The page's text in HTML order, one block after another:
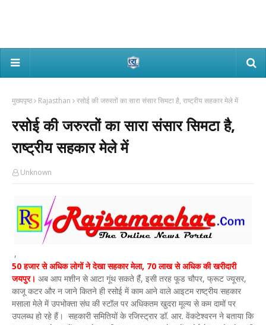
मुख्यपृष्ठ Rajasthan रसोई की जरुरतों का सारा संसार सिमटा है, राष्ट्रीय सहकार मेले में
रसोई की जरुरतों का सारा संसार सिमटा है,
राष्ट्रीय सहकार मेले में
Unknown
,
50 हजार से अधिक लोगों ने देखा सहकार मेला, 70 लाख से अधिक की खरीदारी
जयपुर। अब आप मशीन से आटा गूंथ सकते हैंं, इसी तरह फूड चौपर, फ्रूट ज्यूसर,
काजू कटर और न जाने कितने ही रसोई में काम आने वाले आइटम राष्ट्रीय सहकार
मसाला मेले में उपभोक्ता संघ की स्टॉल पर अधिकतम खुदरा मूल्य से कम दामों पर
उपलब्ध हो रहे हैं। सहकारी समितियों के रजिस्ट्रार डॉ. आर. वेंकटेश्वरन ने बताया कि